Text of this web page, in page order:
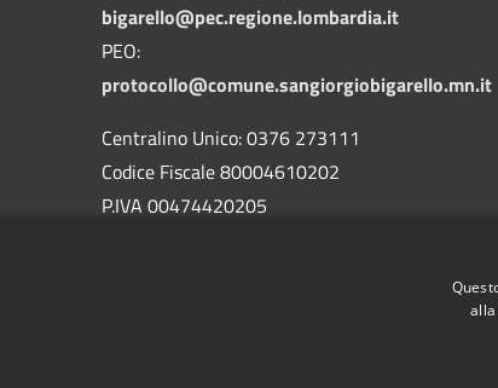
bigarello@pec.regione.lombardia.it
PEO:
protocollo@comune.sangiorgiobigarello.mn.it
Centralino Unico: 0376 273111
Codice Fiscale 80004610202
P.IVA 00474420205